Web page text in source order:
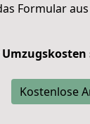
Formular
Kostenlose